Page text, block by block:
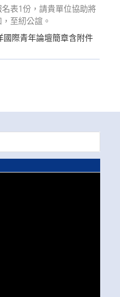
表1份，請貴單位協助將
至紉公誼。
際青年論壇簡章含附件